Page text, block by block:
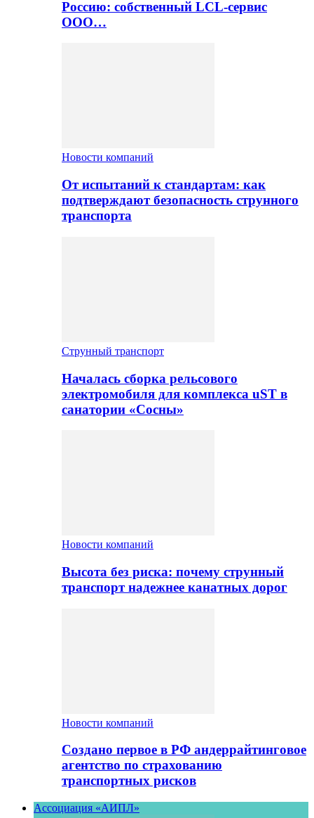
Россию: собственный LCL-сервис
ООО…
Новости компаний
От испытаний к стандартам: как
подтверждают безопасность струнного
транспорта
Струнный транспорт
Началась сборка рельсового
электромобиля для комплекса uST в
санатории «Сосны»
Новости компаний
Высота без риска: почему струнный
транспорт надежнее канатных дорог
Новости компаний
Создано первое в РФ андеррайтинговое
агентство по страхованию
транспортных рисков
Ассоциация «АИПЛ»